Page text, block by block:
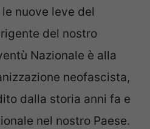
nuove leve del
del nostro
Nazionale è alla
neofascista,
dalla storia anni fa e
nel nostro Paese.